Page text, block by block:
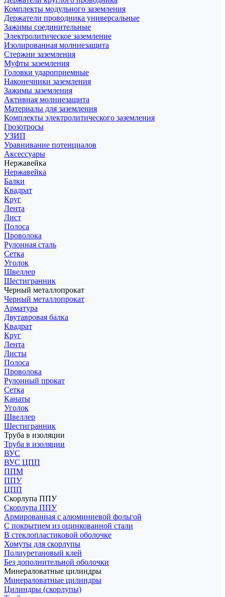
Комплекты модульного заземления
Держатели проводника универсальные
Зажимы соединительные
Электролитическое заземление
Изолированная молниезащита
Стержни заземления
Муфты заземления
Головки удароприемные
Наконечники заземления
Зажимы заземления
Активная молниезащита
Материалы для заземления
Комплекты электролитического заземления
Грозотросы
УЗИП
Уравнивание потенциалов
Аксессуары
Нержавейка
Нержавейка
Балки
Квадрат
Круг
Лента
Лист
Полоса
Проволока
Рулонная сталь
Сетка
Уголок
Швеллер
Шестигранник
Черный металлопрокат
Черный металлопрокат
Арматура
Двутавровая балка
Квадрат
Круг
Лента
Листы
Полоса
Проволока
Рулонный прокат
Сетка
Канаты
Уголок
Швеллер
Шестигранник
Труба в изоляции
Труба в изоляции
ВУС
ВУС ЦПП
ППМ
ППУ
ЦПП
Скорлупа ППУ
Скорлупа ППУ
Армированная с алюминиевой фольгой
С покрытием из оцинкованной стали
В стеклопластиковой оболочке
Хомуты для скорлупы
Полиуретановый клей
Без дополнительной оболочки
Минераловатные цилиндры
Минераловатные цилиндры
Цилиндры (скорлупы)